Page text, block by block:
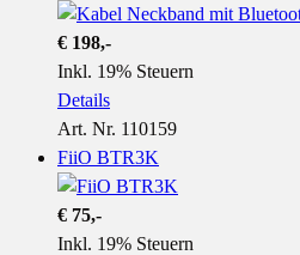
€ 198,-
Inkl. 19% Steuern
Details
Art. Nr. 110159
FiiO BTR3K
€ 75,-
Inkl. 19% Steuern